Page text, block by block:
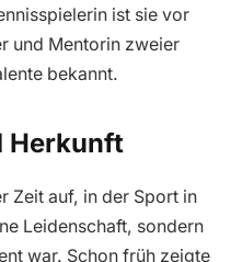
ist sie vor
und Mentorin zweier
bekannt.
Herkunft
Zeit auf, in der Sport in
Leidenschaft, sondern
war. Schon früh zeigte